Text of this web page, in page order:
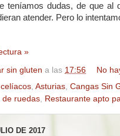
teníamos dudas, de que
atender. Pero lo
»
sin gluten a las 17:56
No
, Asturias, Cangas Sin
de ruedas, Restaurante apto
DE 2017